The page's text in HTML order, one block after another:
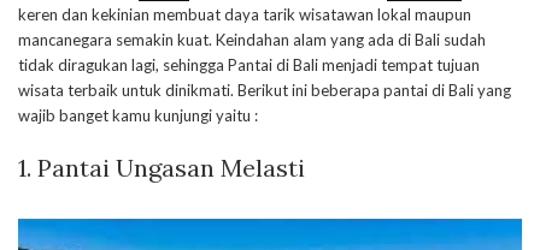
keren dan kekinian membuat daya tarik wisatawan lokal maupun
mancanegara semakin kuat. Keindahan alam yang ada di Bali sudah
tidak diragukan lagi, sehingga Pantai di Bali menjadi tempat tujuan
wisata terbaik untuk dinikmati. Berikut ini beberapa pantai di Bali yang
wajib banget kamu kunjungi yaitu :
1. Pantai Ungasan Melasti